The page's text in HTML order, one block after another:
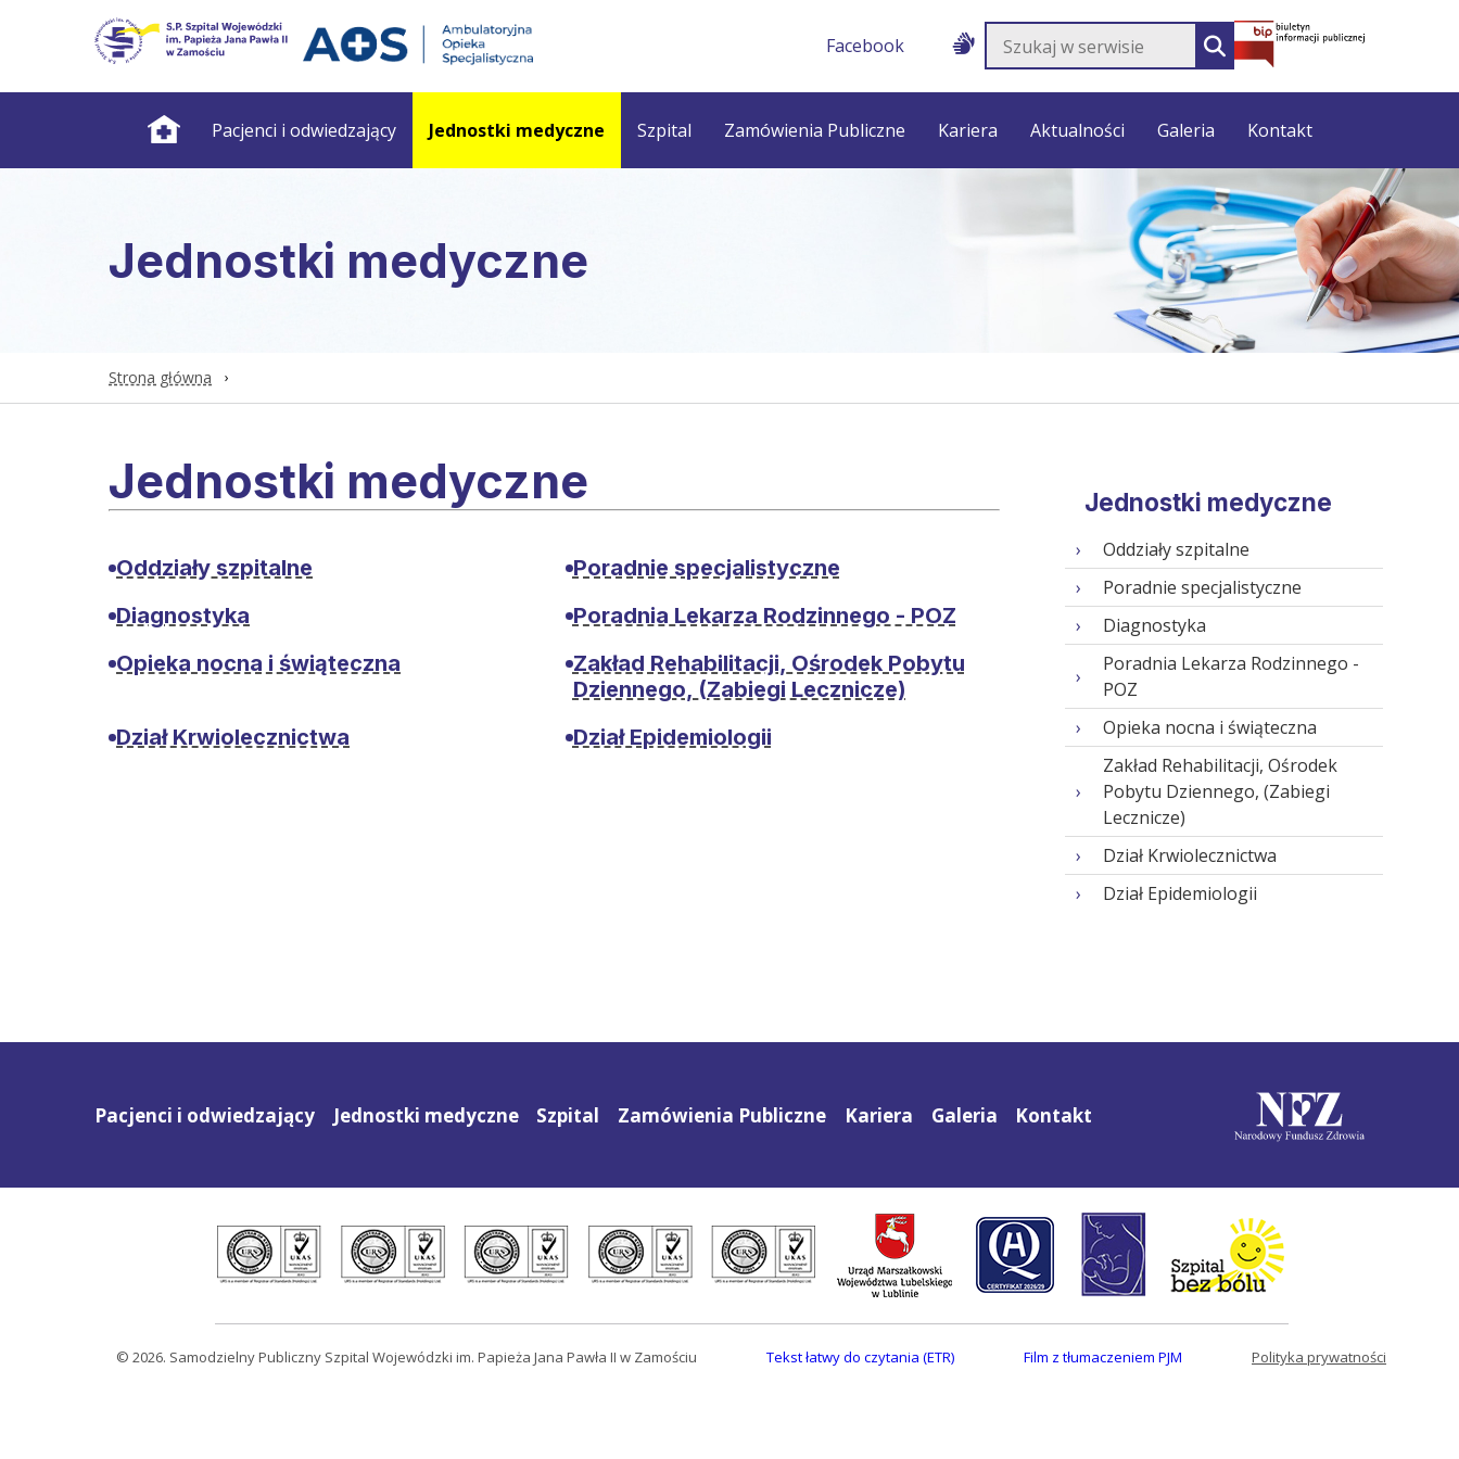
Facebook Szukaj w serwisie SZUKAJ
Pacjenci i odwiedzający Jednostki medyczne Szpital Zamówienia Publiczne Kariera Aktualności Galeria Kontakt
Jednostki medyczne
Strona główna
Jednostki medyczne
Oddziały szpitalne
Poradnie specjalistyczne
Diagnostyka
Poradnia Lekarza Rodzinnego - POZ
Opieka nocna i świąteczna
Zakład Rehabilitacji, Ośrodek Pobytu
Dziennego, (Zabiegi Lecznicze)
Dział Krwiolecznictwa
Dział Epidemiologii
Jednostki medyczne
Oddziały szpitalne
Poradnie specjalistyczne
Diagnostyka
Poradnia Lekarza Rodzinnego -
POZ
Opieka nocna i świąteczna
Zakład Rehabilitacji, Ośrodek
Pobytu Dziennego, (Zabiegi
Lecznicze)
Dział Krwiolecznictwa
Dział Epidemiologii
Pacjenci i odwiedzający Jednostki medyczne Szpital Zamówienia Publiczne Kariera Galeria Kontakt
© 2026. Samodzielny Publiczny Szpital Wojewódzki im. Papieża Jana Pawła II w Zamościu Tekst łatwy do czytania (ETR) Film z tłumaczeniem PJM Polityka prywatności